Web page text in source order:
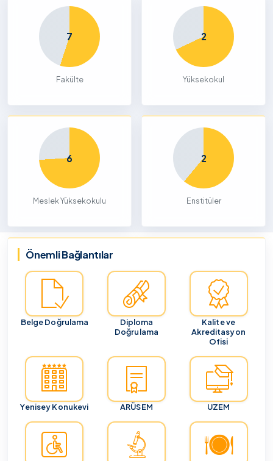
7
Fakülte
2
Yüksekokul
6
Meslek Yüksekokulu
2
Enstitüler
Önemli Bağlantılar
Belge Doğrulama
Diploma
Doğrulama
Kalite ve
Akreditasyon
Ofisi
Yenisey Konukevi ARÜSEM UZEM